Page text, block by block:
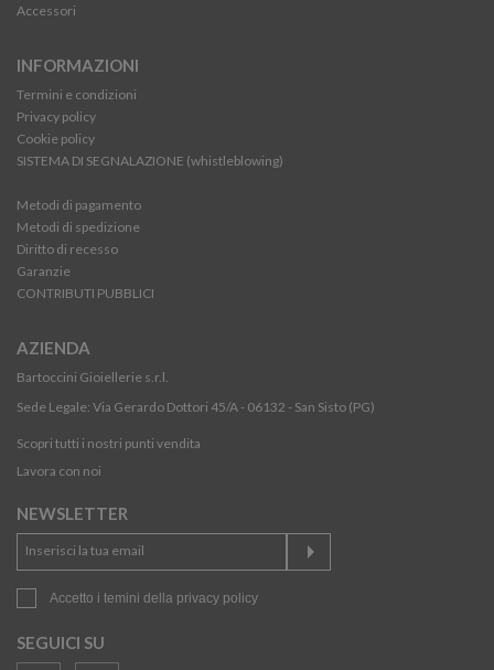
Accessori
INFORMAZIONI
Termini e condizioni
Privacy policy
Cookie policy
SISTEMA DI SEGNALAZIONE (whistleblowing)
Metodi di pagamento
Metodi di spedizione
Diritto di recesso
Garanzie
CONTRIBUTI PUBBLICI
AZIENDA
Bartoccini Gioiellerie s.r.l.
Sede Legale: Via Gerardo Dottori 45/A - 06132 - San Sisto (PG)
Scopri tutti i nostri punti vendita
Lavora con noi
NEWSLETTER
Accetto i temini della privacy policy
SEGUICI SU